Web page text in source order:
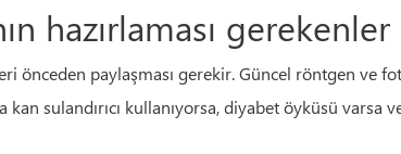
hazırlaması gerekenler
önceden paylaşması gerekir. Güncel röntgen ve
sulandırıcı kullanıyorsa, diyabet öyküsü